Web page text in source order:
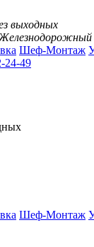
выходных
Шеф-Монтаж
24-49
Шеф-Монтаж